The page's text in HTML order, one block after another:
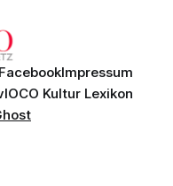
FacebookImpressum
IOCO Kultur Lexikon